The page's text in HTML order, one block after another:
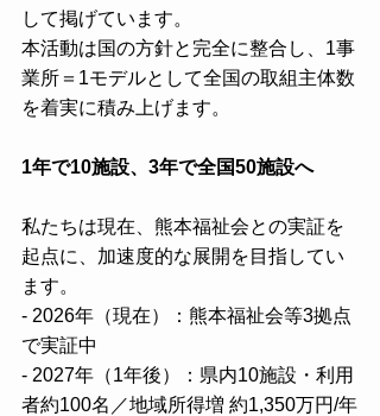
して掲げています。
本活動は国の方針と完全に整合し、1事
業所＝1モデルとして全国の取組主体数
を着実に積み上げます。
1年で10施設、3年で全国50施設へ
私たちは現在、熊本福祉会との実証を
起点に、加速度的な展開を目指してい
ます。
- 2026年（現在）：熊本福祉会等3拠点
で実証中
- 2027年（1年後）：県内10施設・利用
者約100名／地域所得増 約1,350万円/年